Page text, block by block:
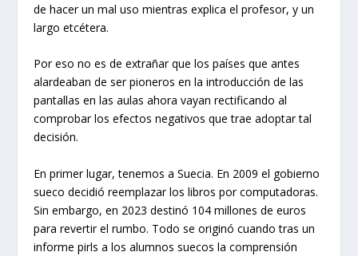
de hacer un mal uso mientras explica el profesor, y un
largo etcétera.
Por eso no es de extrañar que los países que antes
alardeaban de ser pioneros en la introducción de las
pantallas en las aulas ahora vayan rectificando al
comprobar los efectos negativos que trae adoptar tal
decisión.
En primer lugar, tenemos a Suecia. En 2009 el gobierno
sueco decidió reemplazar los libros por computadoras.
Sin embargo, en 2023 destinó 104 millones de euros
para revertir el rumbo. Todo se originó cuando tras un
informe pirls a los alumnos suecos la comprensión